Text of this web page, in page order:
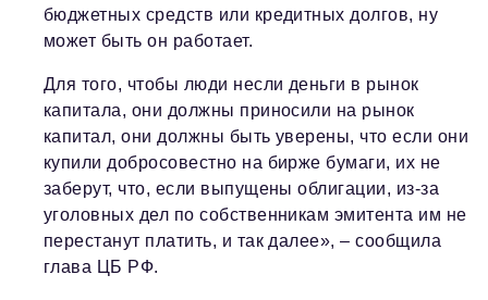
бюджетных средств или кредитных долгов, ну
может быть он работает.
Для того, чтобы люди несли деньги в рынок
капитала, они должны приносили на рынок
капитал, они должны быть уверены, что если они
купили добросовестно на бирже бумаги, их не
заберут, что, если выпущены облигации, из-за
уголовных дел по собственникам эмитента им не
перестанут платить, и так далее», – сообщила
глава ЦБ РФ.